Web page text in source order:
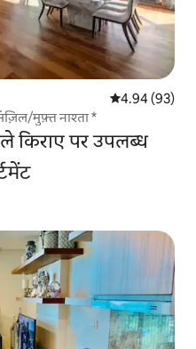
औसत रेटिंग 5 में
4.94 (93)
मुफ़्त नाश्ता *
किराए पर उपलब्ध